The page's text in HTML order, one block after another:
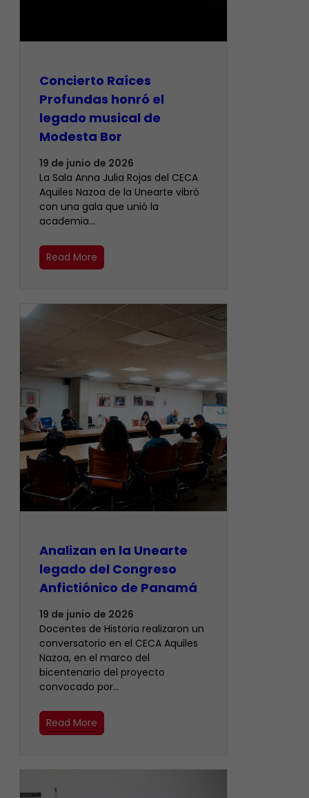
​Concierto Raíces
Profundas honró el
legado musical de
Modesta Bor
19 de junio de 2026
La Sala Anna Julia Rojas del CECA
Aquiles Nazoa de la Unearte vibró
con una gala que unió la
academia…
Read More
Analizan en la Unearte
legado del Congreso
Anfictiónico de Panamá
19 de junio de 2026
Docentes de Historia realizaron un
conversatorio en el CECA Aquiles
Nazoa, en el marco del
bicentenario del proyecto
convocado por…
Read More